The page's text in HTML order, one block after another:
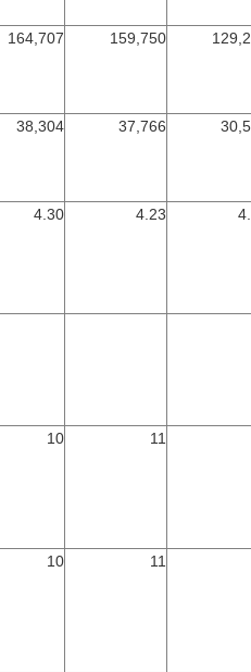
164,707 159,750
38,304 37,766
4.30 4.23
10 11
10 11